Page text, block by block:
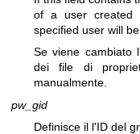
of a user created
specified user will be
Se viene cambiato
dei file di
manualmente.
pw_gid
Definisce il l'ID del